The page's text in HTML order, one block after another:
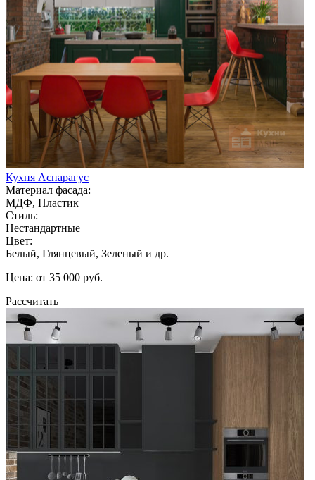
Кухня Аспарагус
Материал фасада:
МДФ, Пластик
Стиль:
Нестандартные
Цвет:
Белый, Глянцевый, Зеленый и др.
Цена: от 35 000 руб.
Рассчитать